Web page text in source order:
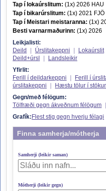
Tap í lokaúrslitum: (1x) 2026 HAU
Tap í bikarúrslitum: (1x) 2021 FJÖ
Tap í Meistari meistaranna: (1x)
Besti varnarmaðurinn: (1x) 2026
Leikjalisti:
Deild
Úrslitakeppni Lokaúrslit
Deild+úrsl
Landsleikir
Yfirlit:
Ferill í deildarkeppni
Ferill í
úrslitakeppni
Hæstu tölur í
Gegn/með félögum:
Tölfræði gegn ákveðnum félögum
Grafík: Flest stig gegn hverju félagi
Finna samherja/mótherja
Samherji (leikir saman)
Mótherji (leikir gegn)